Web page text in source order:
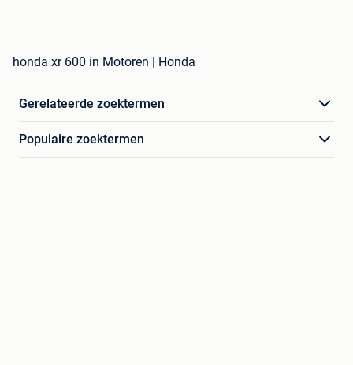
honda xr 600 in Motoren | Honda
Gerelateerde zoektermen
Populaire zoektermen